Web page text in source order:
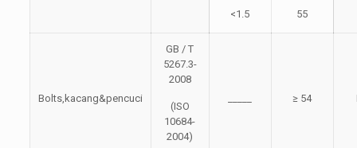
<1.5 55
Bolts,kacang&pencuci
GB / T
5267.3-
2008
(ISO
10684-
2004)
≥ 54